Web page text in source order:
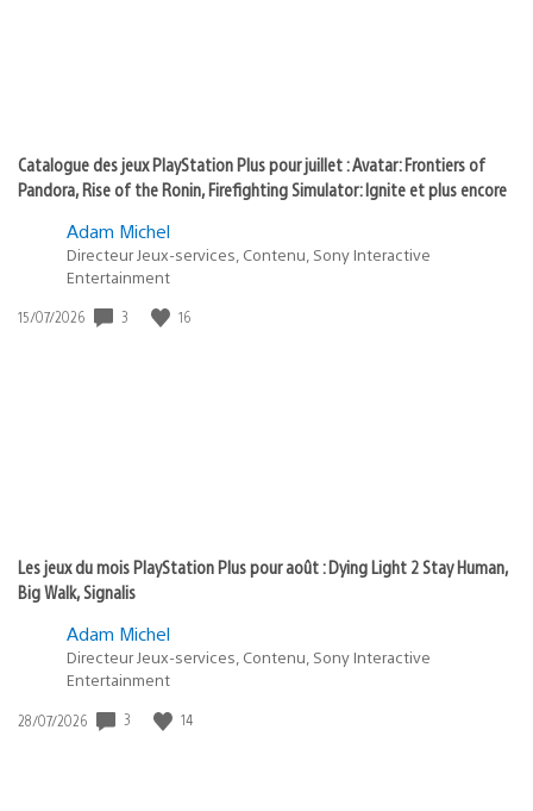
Catalogue des jeux PlayStation Plus pour juillet : Avatar: Frontiers of
Pandora, Rise of the Ronin, Firefighting Simulator: Ignite et plus encore
Adam Michel
Directeur Jeux-services, Contenu, Sony Interactive
Entertainment
Date
15/07/2026 3 16
Les jeux du mois PlayStation Plus pour août : Dying Light 2 Stay Human,
Big Walk, Signalis
Adam Michel
Directeur Jeux-services, Contenu, Sony Interactive
Entertainment
Date
28/07/2026 3 14